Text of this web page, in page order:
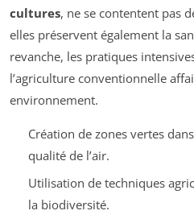
cultures, ne se contentent pas
elles préservent également la
revanche, les pratiques
l’agriculture conventionnelle
environnement.
Création de zones vertes
qualité de l’air.
Utilisation de techniques
la biodiversité.